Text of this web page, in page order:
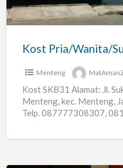
Jakarta
Pusat
Menteng
Kost SKB31 Alamat: Jl.
Menteng, kec. Menteng,
Telp. 087777308307,